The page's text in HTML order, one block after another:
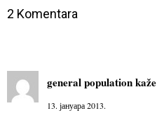
2 Komentara
general populationkaže
13. јануара 2013.